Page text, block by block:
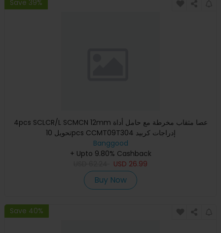
Save 39%
4pcs SCLCR/L SCMCN 12mm عصا مثقاب مخرطة مع حامل أداة
تحويل 10pcs CCMT09T304 إدراجات كربيد
Banggood
+ Upto 9.80% Cashback
USD 26.99
Buy Now
Save 40%